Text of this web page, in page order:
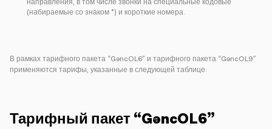
направления, в том числе звонки на специальные кодовые
(набираемые со знаком *) и короткие номера.
В рамках тарифного пакета “GəncOL6” и тарифного пакета “GəncOL9”
применяются тарифы, указанные в следующей таблице:
Тарифный пакет “GəncOL6”